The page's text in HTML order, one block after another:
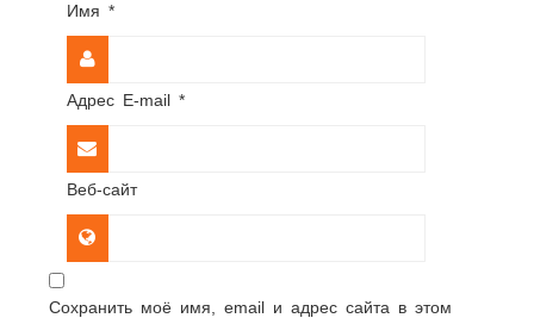
Имя *
Адрес E-mail *
Веб-сайт
Сохранить моё имя, email и адрес сайта в этом